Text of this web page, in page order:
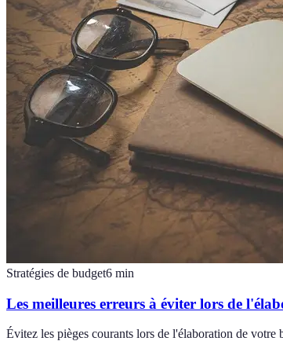
Stratégies de budget6 min
Les meilleures erreurs à éviter lors de
Évitez les pièges courants lors de l'élaboration de